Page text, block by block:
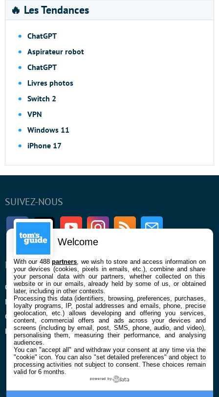
🔥 Les Tendances
ChatGPT
Aspirateur robot
ChatGPT
Livres photos
Switch 2
VPN
Windows 11
iPhone 17
SUIVEZ-NOUS
FacebookTwitter Youtube InstagramRSS Newsletter
ENTREPRISE
Qui sommes nous
Mentions légales et CGU
Confidentialité et Cookies
Préférences cookies
À PROPOS
La rédaction
Contact
Welcome
With our 488partners , we wish to store and access information on
your devices (cookies, pixels in emails, etc.), combine and share
your personal data with our partners, whether collected on this
website or in our emails, already held by some of us, or obtained
later, including in other contexts.
Processing this data (identifiers, browsing, preferences, purchases,
loyalty programs, IP, postal addresses and emails, phone, precise
geolocation, etc.) allows developing and offering you services,
content, commercial offers and ads across your devices and
screens (including by email, post, SMS, phone, audio, and video),
personalising them, measuring their performance, and analysing
audiences.
You can "accept all" and withdraw your consent at any time via the
"cookie" icon. You can also "set detailed preferences" and object to
processing activities not subject to consent. These choices remain
valid for 6 months.
powered by